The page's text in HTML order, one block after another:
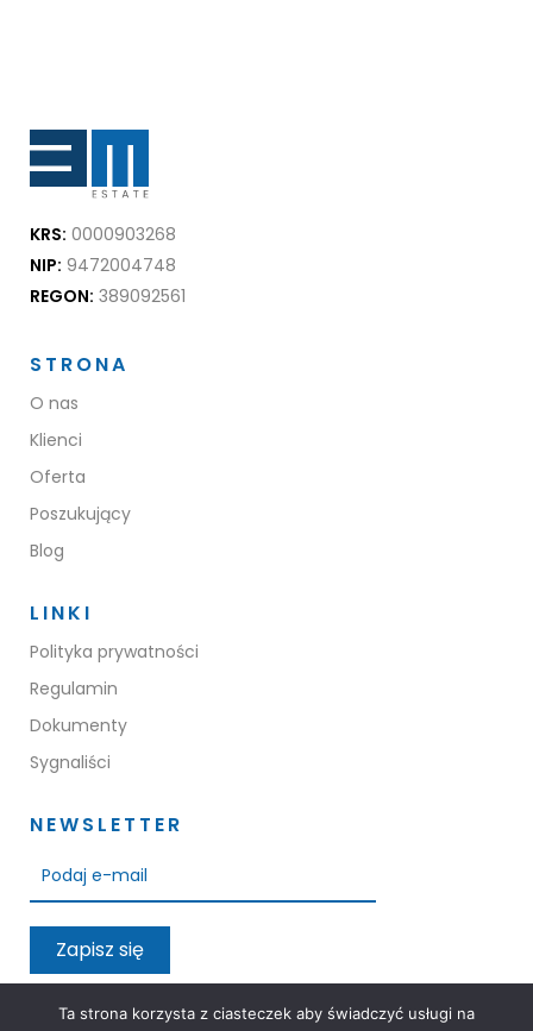
KRS: 0000903268
NIP: 9472004748
REGON: 389092561
STRONA
O nas
Klienci
Oferta
Poszukujący
Blog
LINKI
Polityka prywatności
Regulamin
Dokumenty
Sygnaliści
NEWSLETTER
Zapisz się
Ta strona korzysta z ciasteczek aby świadczyć usługi na